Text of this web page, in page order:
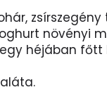
növényi
egy héjában